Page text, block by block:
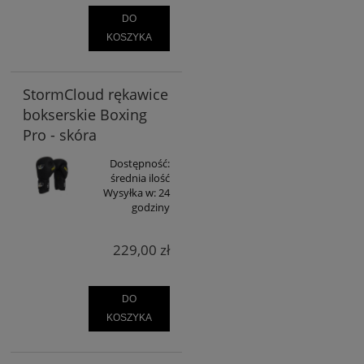
DO
KOSZYKA
StormCloud rękawice
bokserskie Boxing
Pro - skóra
Dostępność:
średnia ilość
Wysyłka w:24
godziny
229,00 zł
DO
KOSZYKA